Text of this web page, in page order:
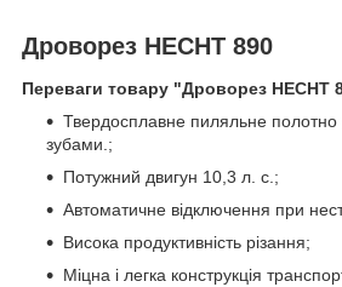
Дроворез HECHT 890
Переваги товару "Дроворез HECHT
Твердосплавне пиляльне
зубами.;
Потужний двигун 10,3 л. с.;
Автоматичне відключення при
Висока продуктивність різання;
Міцна і легка конструкція